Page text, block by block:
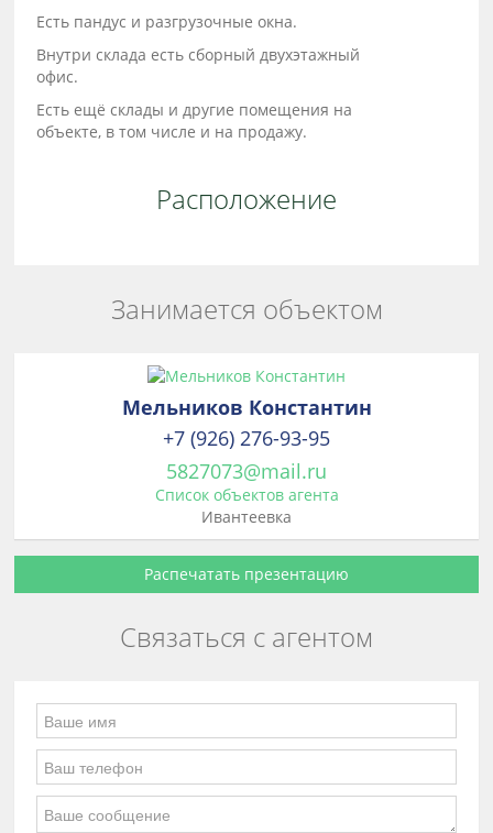
Есть пандус и разгрузочные окна.
Внутри склада есть сборный двухэтажный
офис.
Есть ещё склады и другие помещения на
объекте, в том числе и на продажу.
Расположение
Занимается объектом
Мельников Константин
+7 (926) 276-93-95
5827073@mail.ru
Список объектов агента
Ивантеевка
Распечатать презентацию
Связаться с агентом